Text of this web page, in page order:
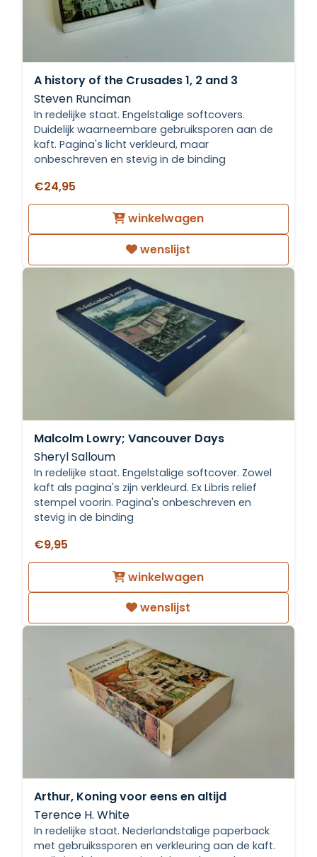
A history of the Crusades 1, 2 and 3
Steven Runciman
In redelijke staat. Engelstalige softcovers.
Duidelijk waarneembare gebruiksporen aan de
kaft. Pagina's licht verkleurd, maar
onbeschreven en stevig in de binding
€24,95
winkelwagen
wenslijst
Malcolm Lowry; Vancouver Days
Sheryl Salloum
In redelijke staat. Engelstalige softcover. Zowel
kaft als pagina's zijn verkleurd. Ex Libris relief
stempel voorin. Pagina's onbeschreven en
stevig in de binding
€9,95
winkelwagen
wenslijst
Arthur, Koning voor eens en altijd
Terence H. White
In redelijke staat. Nederlandstalige paperback
met gebruikssporen en verkleuring aan de kaft.